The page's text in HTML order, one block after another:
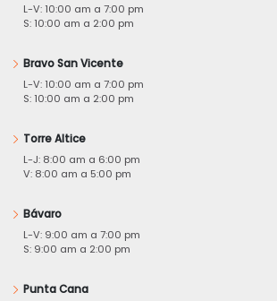
L-V: 10:00 am a 7:00 pm
S: 10:00 am a 2:00 pm
Bravo San Vicente
L-V: 10:00 am a 7:00 pm
S: 10:00 am a 2:00 pm
Torre Altice
L-J: 8:00 am a 6:00 pm
V: 8:00 am a 5:00 pm
Bávaro
L-V: 9:00 am a 7:00 pm
S: 9:00 am a 2:00 pm
Punta Cana